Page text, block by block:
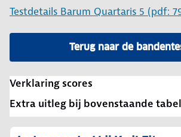
Testdetails Barum Quartaris 5 (pdf:
Terug naar de
Verklaring scores
Extra uitleg bij bovenstaande tabel